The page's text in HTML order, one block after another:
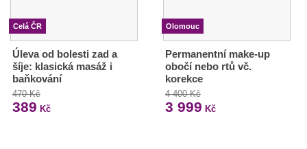
Celá ČR
Úleva od bolesti zad a
šíje: klasická masáž i
baňkování
470 Kč
389 Kč
Olomouc
Permanentní make-up
obočí nebo rtů vč.
korekce
4 400 Kč
3 999 Kč